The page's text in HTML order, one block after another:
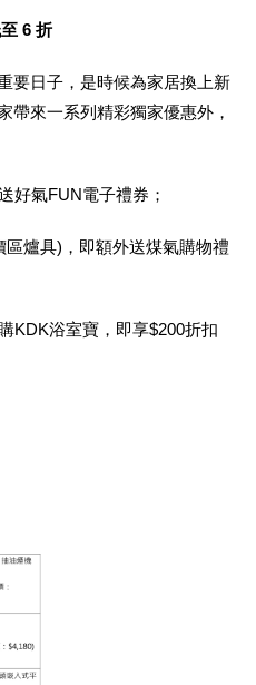
6 折
要日子，是時候為家居換上新
帶來一系列精彩獨家優惠外，
好氣FUN電子禮券；
爐具)，即額外送煤氣購物禮
KDK浴室寶，即享$200折扣